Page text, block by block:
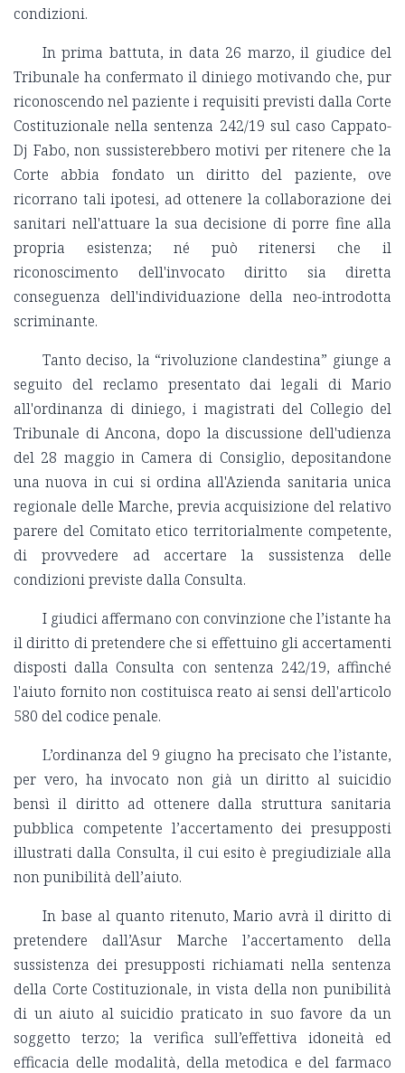
condizioni.
In prima battuta, in data 26 marzo, il giudice del
Tribunale ha confermato il diniego motivando che, pur
riconoscendo nel paziente i requisiti previsti dalla Corte
Costituzionale nella sentenza 242/19 sul caso Cappato-
Dj Fabo, non sussisterebbero motivi per ritenere che la
Corte abbia fondato un diritto del paziente, ove
ricorrano tali ipotesi, ad ottenere la collaborazione dei
sanitari nell'attuare la sua decisione di porre fine alla
propria esistenza; né può ritenersi che il
riconoscimento dell'invocato diritto sia diretta
conseguenza dell'individuazione della neo-introdotta
scriminante.
Tanto deciso, la “rivoluzione clandestina” giunge a
seguito del reclamo presentato dai legali di Mario
all'ordinanza di diniego, i magistrati del Collegio del
Tribunale di Ancona, dopo la discussione dell'udienza
del 28 maggio in Camera di Consiglio, depositandone
una nuova in cui si ordina all'Azienda sanitaria unica
regionale delle Marche, previa acquisizione del relativo
parere del Comitato etico territorialmente competente,
di provvedere ad accertare la sussistenza delle
condizioni previste dalla Consulta.
I giudici affermano con convinzione che l’istante ha
il diritto di pretendere che si effettuino gli accertamenti
disposti dalla Consulta con sentenza 242/19, affinché
l'aiuto fornito non costituisca reato ai sensi dell'articolo
580 del codice penale.
L’ordinanza del 9 giugno ha precisato che l’istante,
per vero, ha invocato non già un diritto al suicidio
bensì il diritto ad ottenere dalla struttura sanitaria
pubblica competente l’accertamento dei presupposti
illustrati dalla Consulta, il cui esito è pregiudiziale alla
non punibilità dell’aiuto.
In base al quanto ritenuto, Mario avrà il diritto di
pretendere dall’Asur Marche l’accertamento della
sussistenza dei presupposti richiamati nella sentenza
della Corte Costituzionale, in vista della non punibilità
di un aiuto al suicidio praticato in suo favore da un
soggetto terzo; la verifica sull’effettiva idoneità ed
efficacia delle modalità, della metodica e del farmaco